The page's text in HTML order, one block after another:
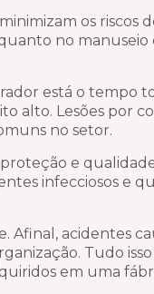
os
no
está o tempo
alto. Lesões por
no setor.
e
infecciosos e
Afinal, acidentes
Tudo
em uma